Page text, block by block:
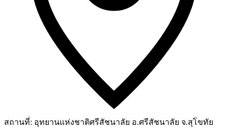
สถานที่: อุทยานแห่งชาติศรีสัชนาลัย อ.ศรีสัชนาลัย จ.สุโขทัย